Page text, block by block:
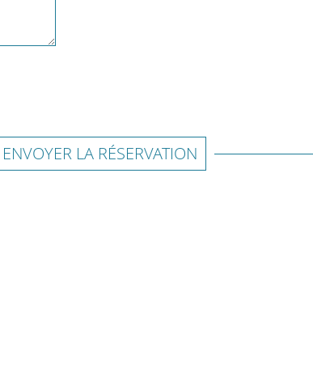
ENVOYER LA RÉSERVATION